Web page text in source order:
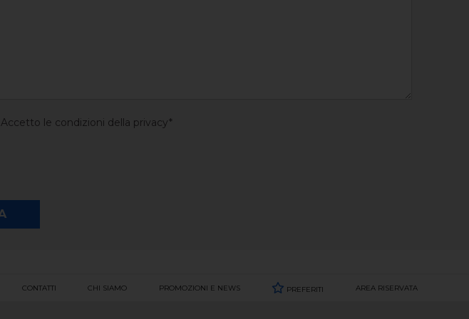
Accetto le condizioni della privacy*
CONTATTI CHI SIAMO PROMOZIONI E NEWS PREFERITI AREA RISERVATA